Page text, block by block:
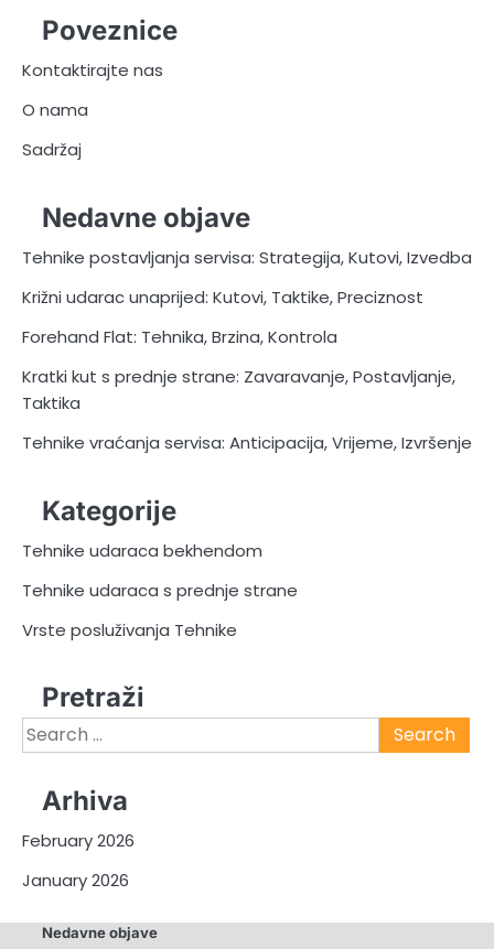
Poveznice
Kontaktirajte nas
O nama
Sadržaj
Nedavne objave
Tehnike postavljanja servisa: Strategija, Kutovi, Izvedba
Križni udarac unaprijed: Kutovi, Taktike, Preciznost
Forehand Flat: Tehnika, Brzina, Kontrola
Kratki kut s prednje strane: Zavaravanje, Postavljanje,
Taktika
Tehnike vraćanja servisa: Anticipacija, Vrijeme, Izvršenje
Kategorije
Tehnike udaraca bekhendom
Tehnike udaraca s prednje strane
Vrste posluživanja Tehnike
Pretraži
Search
for:
Arhiva
February 2026
January 2026
Nedavne objave